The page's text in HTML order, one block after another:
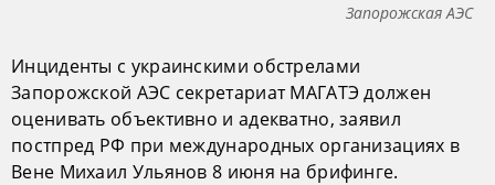
Запорожская АЭС
Инциденты с украинскими обстрелами
Запорожской АЭС секретариат МАГАТЭ должен
оценивать объективно и адекватно, заявил
постпред РФ при международных организациях в
Вене Михаил Ульянов 8 июня на брифинге.